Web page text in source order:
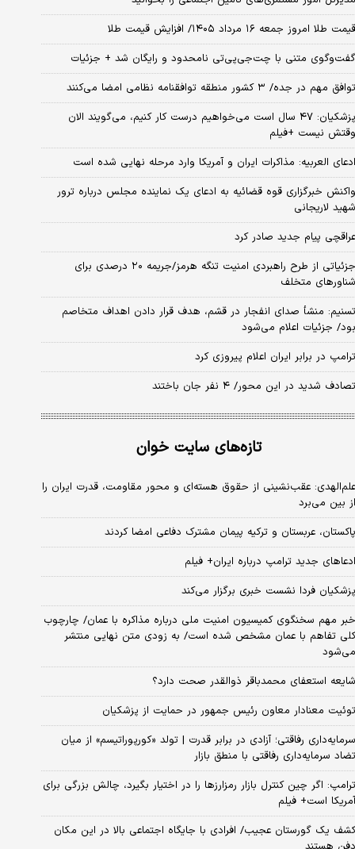
قیمت طلا امروز جمعه ۱۶ مرداد ۱۴۰۵/ افزایش قیمت طلا
گفت‌وگوی متنی با چت‌جی‌پی‌تی نامحدود و رایگان شد + جزئیات
توافق مهم در جده/ ۳ کشور منطقه توافقنامه نظامی امضا می‌کنند
پزشکیان: ۴۷ سال است می‌خواهیم درست کار کنیم، می‌گویند الان
وقتش نیست +فیلم
ادعای العربیه: مذاکرات ایران و آمریکا وارد مرحله نهایی شده است
واکنش خبرگزاری قوه قضائیه به ادعای یک نماینده مجلس درباره ترور
شهید لاریجانی
عراقچی پیام جدید صادر کرد
جزئیاتی از طرح راهبردی امنیت تنگه هرمز/جریمه ۲۰ درصدی برای
شناورهای متخلف
تسنیم: منشأ صدای انفجار در قشم، هدف قرار دادن اهداف متخاصم
بود/ جزئیات اعلام می‌شود
ترامپ در برابر ایران اعلام پیروزی کرد
تصادف شدید در این محور/ ۴ نفر جان باختند
تازه‌های سایت خوان
علم‌الهدی: عقب‌نشینی از حقوق هسته‌ای و محور مقاومت، قدرت ایران را
از بین می‌برد
پاکستان، عربستان و ترکیه پیمان مشترک دفاعی امضا کردند
ادعاهای جدید ترامپ درباره ایران+ فیلم
پزشکیان فردا نشست خبری برگزار می‌کند
خبر مهم سخنگوی کمیسیون امنیت ملی درباره مذاکره با عمان/ چارچوب
کلی تفاهم با عمان مشخص شده است/ به زودی متن نهایی منتشر
می‌شود
شایعه استعفای محمدباقر ذوالقدر صحت دارد؟
توئیت معنادار معاون رئیس جمهور در حمایت از پزشکیان
سرمایه‌داری رفاقتی؛ آزادی در برابر قدرت | تولد «کورپوراتیسم» از میان
تضاد سرمایه‌داری رفاقتی با منطق بازار
ترامپ: اگر چین کنترل بازار رمزارزها را در اختیار بگیرد، چالش بزرگی برای
آمریکا است+ فیلم
کشف یک گورستان عجیب/ افرادی با جایگاه اجتماعی بالا در این مکان